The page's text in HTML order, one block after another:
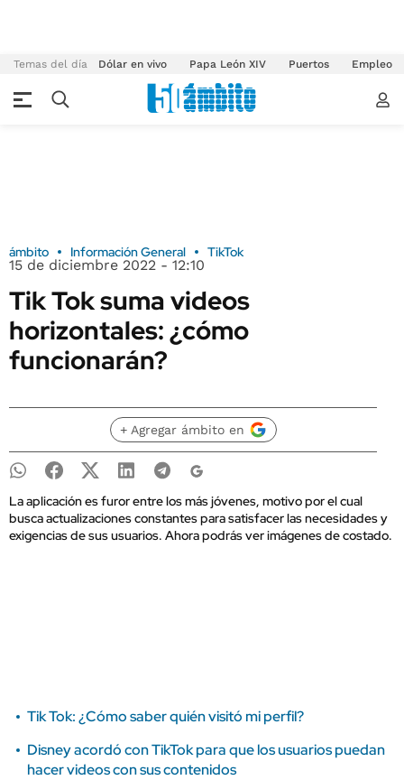
Temas del día Dólar en vivo Papa León XIV Puertos Empleo
ámbito Información General TikTok
15 de diciembre 2022 - 12:10
Tik Tok suma videos
horizontales: ¿cómo
funcionarán?
+ Agregar ámbito en
La aplicación es furor entre los más jóvenes, motivo por el cual
busca actualizaciones constantes para satisfacer las necesidades y
exigencias de sus usuarios. Ahora podrás ver imágenes de costado.
Tik Tok: ¿Cómo saber quién visitó mi perfil?
Disney acordó con TikTok para que los usuarios puedan
hacer videos con sus contenidos